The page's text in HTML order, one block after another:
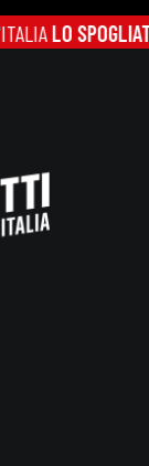
SPOGLIATOIO